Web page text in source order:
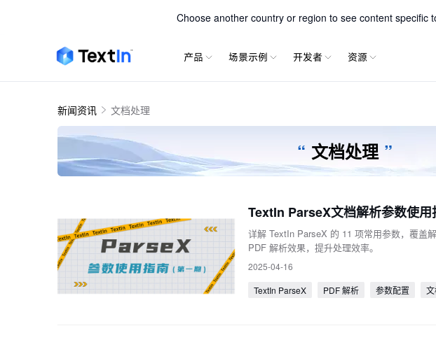
Choose another country or region to see content specific
TextIn xParse一站式解析
产品 场景示例 开发者 资源
新闻资讯 文档处理
“ 文档处理 ”
TextIn ParseX文档解析参数使用
详解 TextIn ParseX 的 11 项常用参数，覆盖
PDF 解析效果，提升处理效率。
2025-04-16
TextIn ParseX
PDF 解析 参数配置